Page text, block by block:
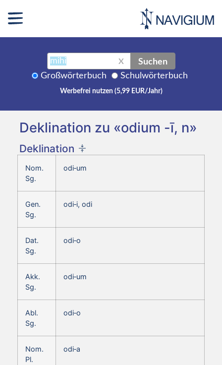
X Suchen
Großwörterbuch Schulwörterbuch
Werbefrei nutzen (5,99 EUR/Jahr)
Deklination zu «odium -ī, n»
Deklination
Nom.
Sg.
odi‑um
Gen.
Sg.
odi‑i, odi
Dat.
Sg.
odi‑o
Akk.
Sg.
odi‑um
Abl.
Sg.
odi‑o
Nom.
Pl.
odi‑a